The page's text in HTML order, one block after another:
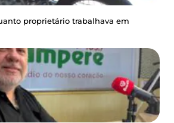
proprietário trabalhava em